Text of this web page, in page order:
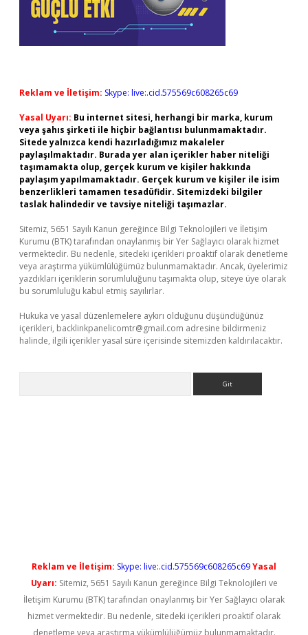
Reklam ve İletişim: Skype: live:.cid.575569c608265c69
Yasal Uyarı: Bu internet sitesi, herhangi bir marka, kurum
veya şahıs şirketi ile hiçbir bağlantısı bulunmamaktadır.
Sitede yalnızca kendi hazırladığımız makaleler
paylaşılmaktadır. Burada yer alan içerikler haber niteliği
taşımamakta olup, gerçek kurum ve kişiler hakkında
paylaşım yapılmamaktadır. Gerçek kurum ve kişiler ile isim
benzerlikleri tamamen tesadüfidir. Sitemizdeki bilgiler
taslak halindedir ve tavsiye niteliği taşımazlar.
Sitemiz, 5651 Sayılı Kanun gereğince Bilgi Teknolojileri ve İletişim
Kurumu (BTK) tarafından onaylanmış bir Yer Sağlayıcı olarak hizmet
vermektedir. Bu nedenle, sitedeki içerikleri proaktif olarak denetleme
veya araştırma yükümlülüğümüz bulunmamaktadır. Ancak, üyelerimiz
yazdıkları içeriklerin sorumluluğunu taşımakta olup, siteye üye olarak
bu sorumluluğu kabul etmiş sayılırlar.
Hukuka ve yasal düzenlemelere aykırı olduğunu düşündüğünüz
içerikleri, backlinkpanelicomtr@gmail.com adresine bildirmeniz
halinde, ilgili içerikler yasal süre içerisinde sitemizden kaldırılacaktır.
Reklam ve İletişim: Skype: live:.cid.575569c608265c69Yasal
Uyarı: Sitemiz, 5651 Sayılı Kanun gereğince Bilgi Teknolojileri ve
İletişim Kurumu (BTK) tarafından onaylanmış bir Yer Sağlayıcı olarak
hizmet vermektedir. Bu nedenle, sitedeki içerikleri proaktif olarak
denetleme veya araştırma yükümlülüğümüz bulunmamaktadır.